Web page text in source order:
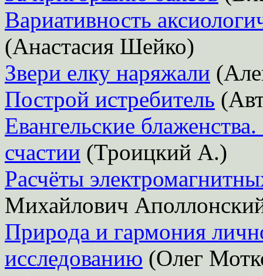
Вариативность
(Анастасия Шейко)
Звери елку наряжали
Построй истребитель
Евангельские
счастии (Троицкий А.)
Расчёты
Михайлович
Природа и гармония
исследованию (Олег